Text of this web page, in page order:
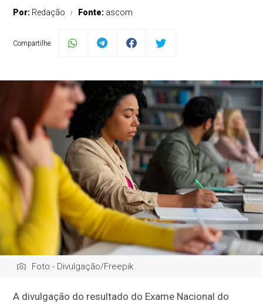
Por: Redação Fonte: ascom
Compartilhe:
Foto - Divulgação/Freepik
A divulgação do resultado do Exame Nacional do